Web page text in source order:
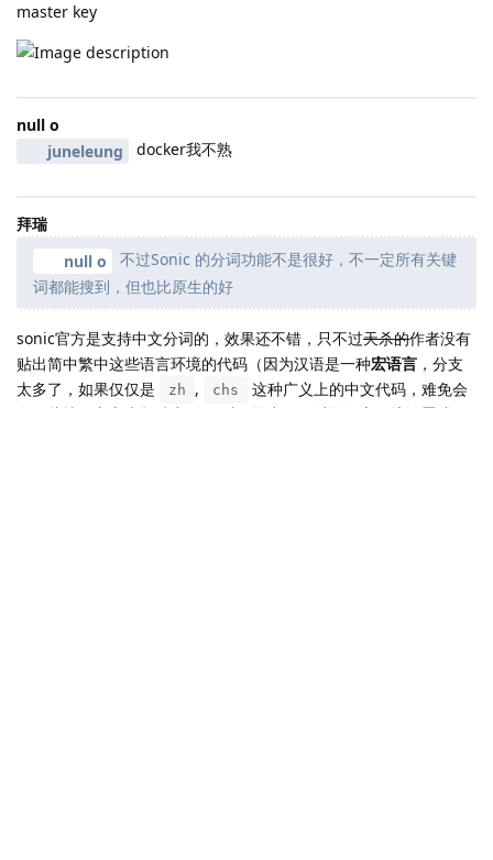
master key
null o
juneleung
docker我不熟
拜瑞
null o
不过Sonic 的分词功能不是很好，不一定所有关键
词都能搜到，但也比原生的好
sonic官方是支持中文分词的，效果还不错，只不过天杀的作者没有
贴出简中繁中这些语言环境的代码（因为汉语是一种宏语言 ，分支
太多了，如果仅仅是
zh , chs
这种广义上的中文代码，难免会
在一些地区方言上起冲突 ）。对于简中，可以将语言环境设置成